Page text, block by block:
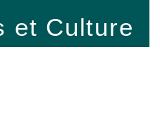
et Culture